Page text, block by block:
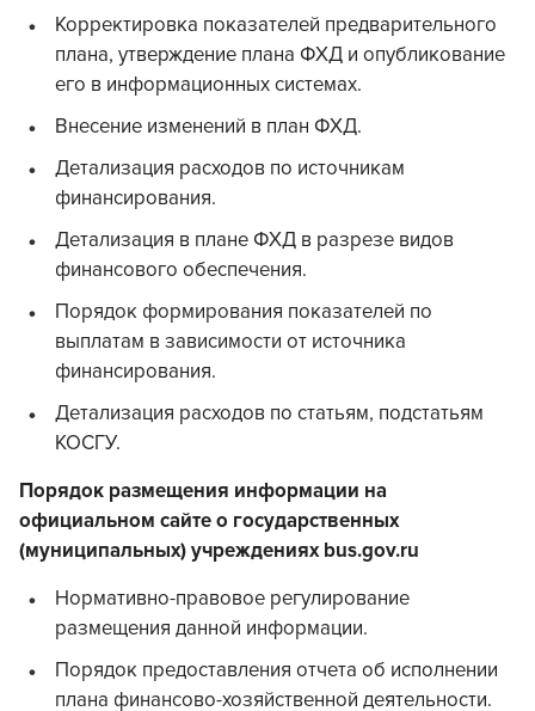
Корректировка показателей предварительного
плана, утверждение плана ФХД и опубликование
его в информационных системах.
Внесение изменений в план ФХД.
Детализация расходов по источникам
финансирования.
Детализация в плане ФХД в разрезе видов
финансового обеспечения.
Порядок формирования показателей по
выплатам в зависимости от источника
финансирования.
Детализация расходов по статьям, подстатьям
КОСГУ.
Порядок размещения информации на
официальном сайте о государственных
(муниципальных) учреждениях bus.gov.ru
Нормативно-правовое регулирование
размещения данной информации.
Порядок предоставления отчета об исполнении
плана финансово-хозяйственной деятельности.